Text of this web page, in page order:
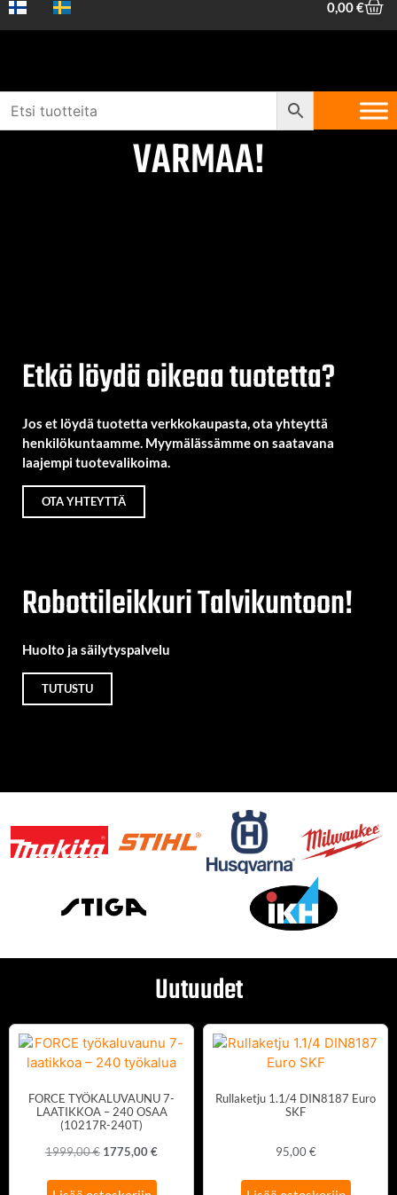
0,00€
MEE RAUTIOLLE SE ON
VARMAA!
Etkö löydä oikeaa tuotetta?
Jos et löydä tuotetta verkkokaupasta, ota yhteyttä
henkilökuntaamme. Myymälässämme on saatavana
laajempi tuotevalikoima.
OTA YHTEYTTÄ
Robottileikkuri Talvikuntoon!
Huolto ja säilytyspalvelu
TUTUSTU
Uutuudet
FORCE TYÖKALUVAUNU 7-
LAATIKKOA – 240 OSAA
(10217R-240T)
1999,00€ 1775,00€
Rullaketju 1.1/4 DIN8187 Euro
SKF
95,00 €